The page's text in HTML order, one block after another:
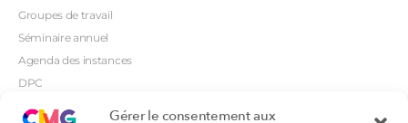
Gérer le consentement aux
Groupes de travail
Séminaire annuel
Agenda des instances
DPC